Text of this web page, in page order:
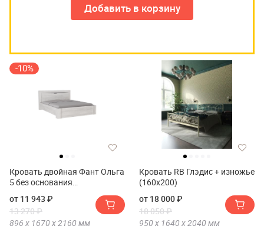
Добавить в корзину
-10%
Кровать двойная Фант Ольга
5 без основания
1600х2000(Кровать двойная
FANT Ольга 5 без основания
1600х2000)
от 11 943 ₽
13 270 ₽
896 х 1670 х2160 мм
Кровать RB Глэдис + изножье
(160х200)
от 18 000 ₽
18 050 ₽
950 х 1640 х2040 мм